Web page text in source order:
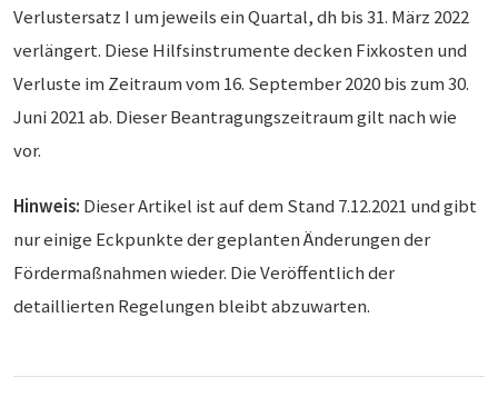
Verlustersatz I um jeweils ein Quartal, dh bis 31. März 2022
verlängert. Diese Hilfsinstrumente decken Fixkosten und
Verluste im Zeitraum vom 16. September 2020 bis zum 30.
Juni 2021 ab. Dieser Beantragungszeitraum gilt nach wie
vor.
Hinweis: Dieser Artikel ist auf dem Stand 7.12.2021 und gibt
nur einige Eckpunkte der geplanten Änderungen der
Fördermaßnahmen wieder. Die Veröffentlich der
detaillierten Regelungen bleibt abzuwarten.